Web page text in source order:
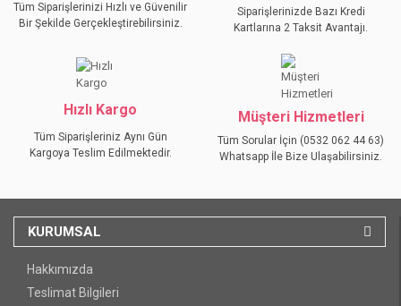
GÖNDER
Tüm Siparişlerinizi Hızlı ve Güvenilir
Bir Şekilde Gerçekleştirebilirsiniz.
Siparişlerinizde Bazı Kredi
Kartlarına 2 Taksit Avantajı.
Hızlı Kargo
Tüm Siparişleriniz Aynı Gün
Kargoya Teslim Edilmektedir.
Müşteri Hizmetleri
Tüm Sorular İçin (0532 062 44 63)
Whatsapp İle Bize Ulaşabilirsiniz.
KURUMSAL
Hakkımızda
Teslimat Bilgileri